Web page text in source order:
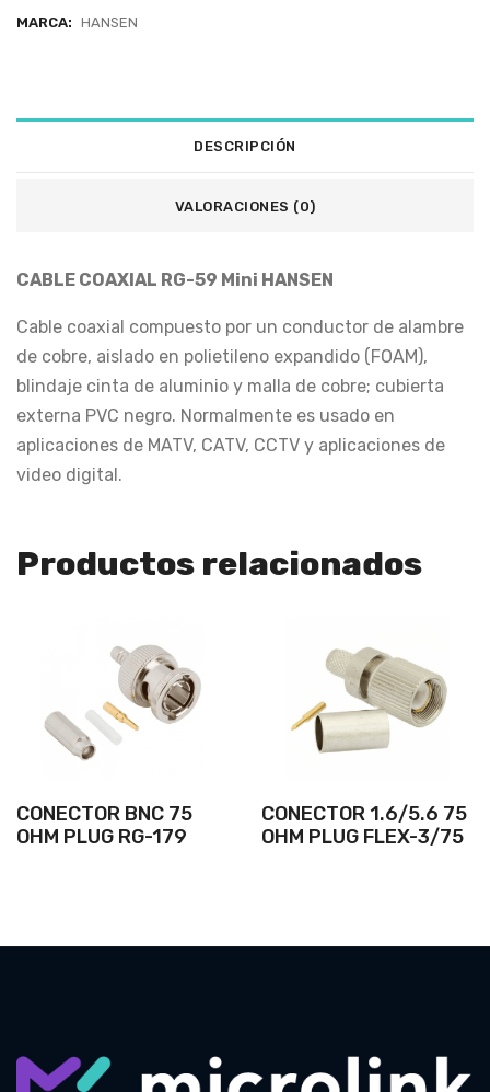
MARCA: HANSEN
DESCRIPCIÓN
VALORACIONES (0)
CABLE COAXIAL RG-59 Mini HANSEN
Cable coaxial compuesto por un conductor de alambre
de cobre, aislado en polietileno expandido (FOAM),
blindaje cinta de aluminio y malla de cobre; cubierta
externa PVC negro. Normalmente es usado en
aplicaciones de MATV, CATV, CCTV y aplicaciones de
video digital.
Productos relacionados
CONECTOR BNC 75
OHM PLUG RG-179
CONECTOR 1.6/5.6 75
OHM PLUG FLEX-3/75